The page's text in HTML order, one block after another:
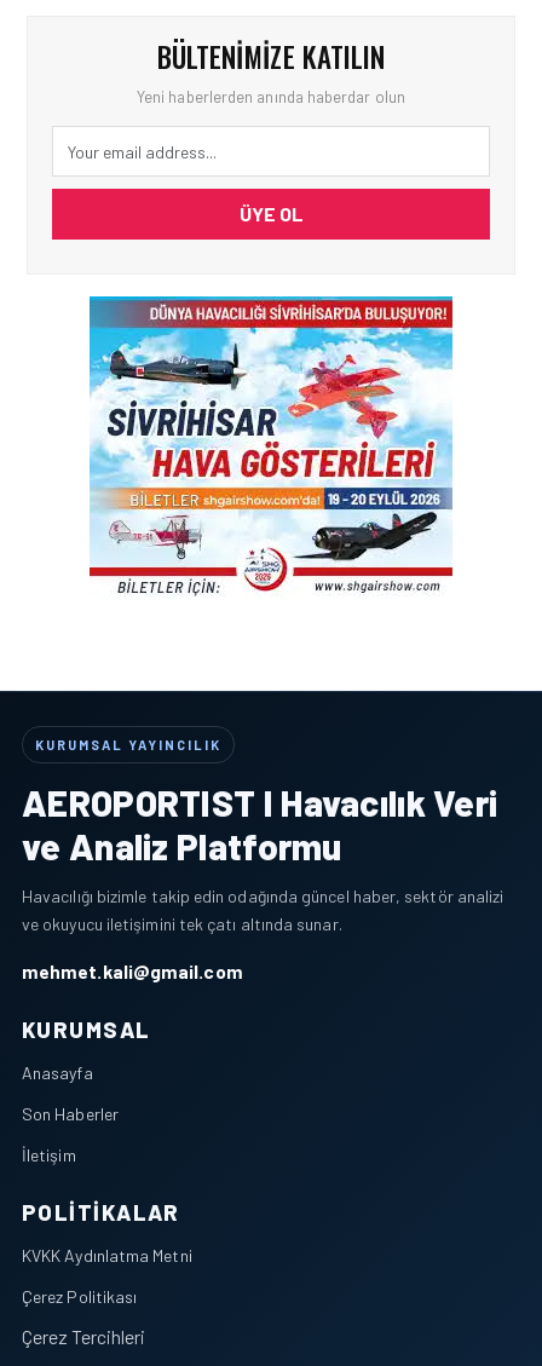
BÜLTENIMIZE KATILIN
Yeni haberlerden anında haberdar olun
ÜYE OL
KURUMSAL YAYINCILIK
AEROPORTIST I Havacılık Veri
ve Analiz Platformu
Havacılığı bizimle takip edin odağında güncel haber, sektör analizi
ve okuyucu iletişimini tek çatı altında sunar.
mehmet.kali@gmail.com
KURUMSAL
Anasayfa
Son Haberler
İletişim
POLITIKALAR
KVKK Aydınlatma Metni
Çerez Politikası
Çerez Tercihleri